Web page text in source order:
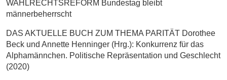
WAHLRECHTSREFORM Bundestag bleibt
männerbeherrscht
DAS AKTUELLE BUCH ZUM THEMA PARITÄT Dorothee
Beck und Annette Henninger (Hrg.): Konkurrenz für das
Alphamännchen. Politische Repräsentation und Geschlecht
(2020)